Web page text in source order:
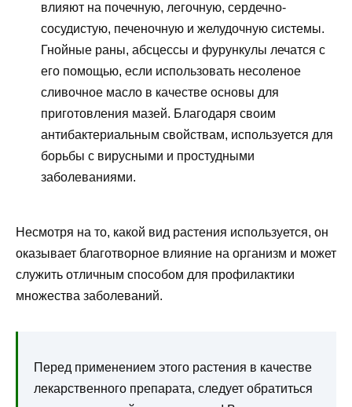
влияют на почечную, легочную, сердечно-
сосудистую, печеночную и желудочную системы.
Гнойные раны, абсцессы и фурункулы лечатся с
его помощью, если использовать несоленое
сливочное масло в качестве основы для
приготовления мазей. Благодаря своим
антибактериальным свойствам, используется для
борьбы с вирусными и простудными
заболеваниями.
Несмотря на то, какой вид растения используется, он
оказывает благотворное влияние на организм и может
служить отличным способом для профилактики
множества заболеваний.
Перед применением этого растения в качестве
лекарственного препарата, следует обратиться